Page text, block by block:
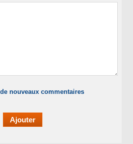
nouveaux commentaires